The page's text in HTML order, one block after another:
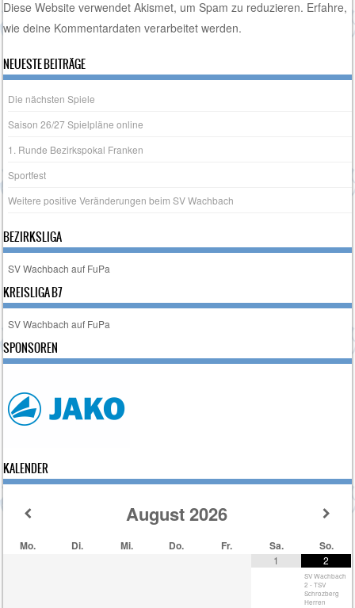
Diese Website verwendet Akismet, um Spam zu reduzieren. Erfahre,
wie deine Kommentardaten verarbeitet werden.
NEUESTE BEITRÄGE
Die nächsten Spiele
Saison 26/27 Spielpläne online
1. Runde Bezirkspokal Franken
Sportfest
Weitere positive Veränderungen beim SV Wachbach
BEZIRKSLIGA
SV Wachbach auf FuPa
KREISLIGA B7
SV Wachbach auf FuPa
SPONSOREN
KALENDER
August 2026
Mo. Di. Mi. Do. Fr. Sa. So.
1 2
SV Wachbach
2 - TSV
Schrozberg
Herren